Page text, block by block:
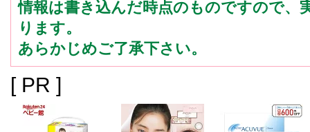
情報は書き込んだ時点のものですので、
ります。
あらかじめご了承下さい。
[ PR ]